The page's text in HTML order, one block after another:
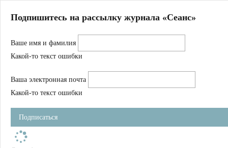
Магазин
Журнал
Школа
Устав
Фильмы
Имена
Тэги
Подпишитесь на рассылку журнала «Сеанс»
Ваше имя и фамилия
Какой-то текст ошибки
Ваша электронная почта
Какой-то текст ошибки
Подписаться